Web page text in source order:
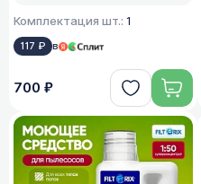
Комплектация шт.: 1
117 ₽ в
700 ₽